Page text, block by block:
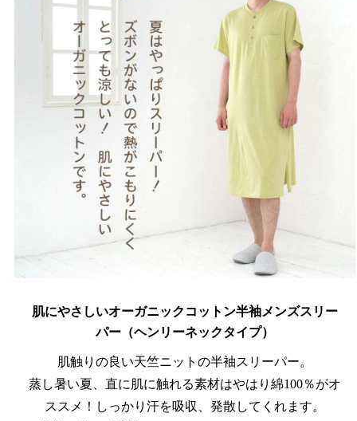
肌にやさしいオーガニックコットン半袖メンズスリー
パー（ヘンリーネックタイプ）
肌触りの良い天竺ニットの半袖スリーパー。
蒸し暑い夏、直に肌に触れる素材はやはり綿100％がオ
ススメ！しっかり汗を吸収、発散してくれます。